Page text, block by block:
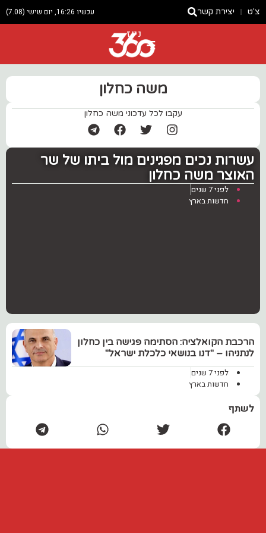
צ'ט יצירת קשר עכשיו 16:26, יום שישי (7.08)
ניוז
משה כחלון
עקבו לכל עדכוני משה כחלון
עשרות נכים מפגינים מול ביתו של שר
האוצר משה כחלון
לפני 7 שנים
חדשות בארץ
הרכבת הקואלציה: הסתימה פגישה בין כחלון
לנתניהו – "דנו בנושאי כלכלת ישראל"
לפני 7 שנים
חדשות בארץ
לשתף